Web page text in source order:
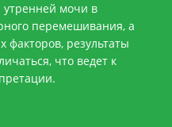
мочи в
перемешивания, а
результаты
что ведет к